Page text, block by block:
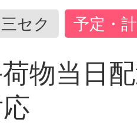
セク 予定・
物当日